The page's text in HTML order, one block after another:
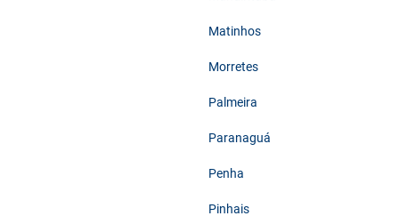
Matinhos
Morretes
Palmeira
Paranaguá
Penha
Pinhais